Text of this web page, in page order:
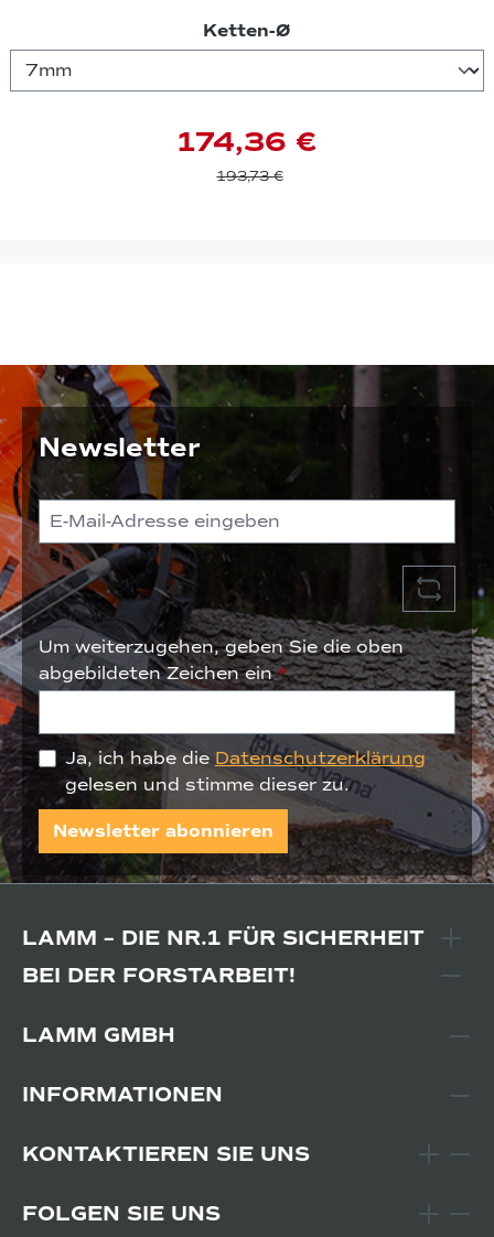
Ketten-Ø
174,36 €
193,73 €
Newsletter
Um weiterzugehen, geben Sie die oben
abgebildeten Zeichen ein*
Ja, ich habe die Datenschutzerklärung
gelesen und stimme dieser zu.
Newsletter abonnieren
LAMM – DIE NR.1 FÜR SICHERHEIT
BEI DER FORSTARBEIT!
LAMM GMBH
INFORMATIONEN
KONTAKTIEREN SIE UNS
FOLGEN SIE UNS